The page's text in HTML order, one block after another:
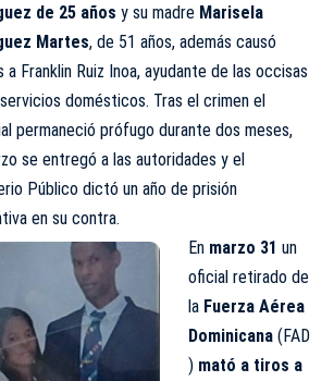
de 25 años y su madre Marisela
Martes, de 51 años, además causó
a Franklin Ruiz Inoa, ayudante de las occisas
domésticos. Tras el crimen el
permaneció prófugo durante dos meses,
se entregó a las autoridades y el
Público dictó un año de prisión
en su contra.
En marzo 31 un
oficial retirado de
laFuerza Aérea
Dominicana(FAD
) mató a tiros a